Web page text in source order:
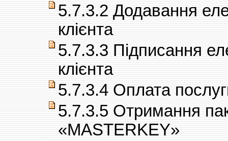
5.7.3.2 Додавання
клієнта
5.7.3.3 Підписання
клієнта
5.7.3.4 Оплата
5.7.3.5 Отримання
«MASTERKEY»